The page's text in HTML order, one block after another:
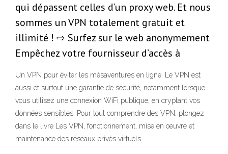
qui dépassent celles d’un proxy web. Et nous
sommes un VPN totalement gratuit et
illimité ! ⇨ Surfez sur le web anonymement
Empêchez votre fournisseur d’accès à
Un VPN pour éviter les mésaventures en ligne. Le VPN est
aussi et surtout une garantie de sécurité, notamment lorsque
vous utilisez une connexion WiFi publique, en cryptant vos
données sensibles. Pour tout comprendre des VPN, plongez
dans le livre Les VPN, fonctionnement, mise en oeuvre et
maintenance des réseaux privés virtuels.